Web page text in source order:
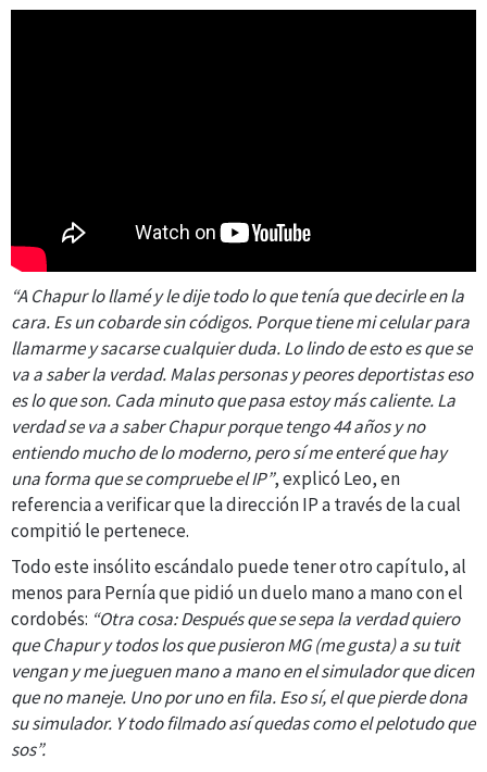
“A Chapur lo llamé y le dije todo lo que tenía que decirle en la
cara. Es un cobarde sin códigos. Porque tiene mi celular para
llamarme y sacarse cualquier duda. Lo lindo de esto es que se
va a saber la verdad. Malas personas y peores deportistas eso
es lo que son. Cada minuto que pasa estoy más caliente. La
verdad se va a saber Chapur porque tengo 44 años y no
entiendo mucho de lo moderno, pero sí me enteré que hay
una forma que se compruebe el IP”, explicó Leo, en
referencia a verificar que la dirección IP a través de la cual
compitió le pertenece.
Todo este insólito escándalo puede tener otro capítulo, al
menos para Pernía que pidió un duelo mano a mano con el
cordobés: “Otra cosa: Después que se sepa la verdad quiero
que Chapur y todos los que pusieron MG (me gusta) a su tuit
vengan y me jueguen mano a mano en el simulador que dicen
que no maneje. Uno por uno en fila. Eso sí, el que pierde dona
su simulador. Y todo filmado así quedas como el pelotudo que
sos”.